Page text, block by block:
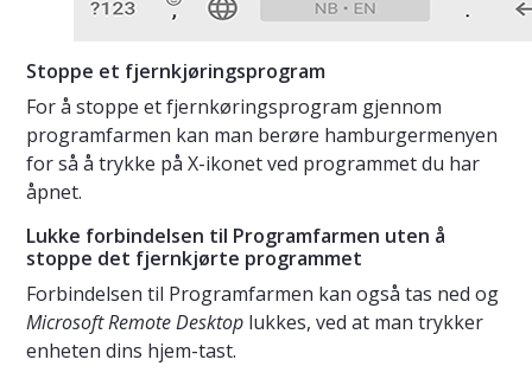
Stoppe et fjernkjøringsprogram
For å stoppe et fjernkøringsprogram gjennom
programfarmen kan man berøre hamburgermenyen
for så å trykke på X-ikonet ved programmet du har
åpnet.
Lukke forbindelsen til Programfarmen uten å
stoppe det fjernkjørte programmet
Forbindelsen til Programfarmen kan også tas ned og
Microsoft Remote Desktop lukkes, ved at man trykker
enheten dins hjem-tast.